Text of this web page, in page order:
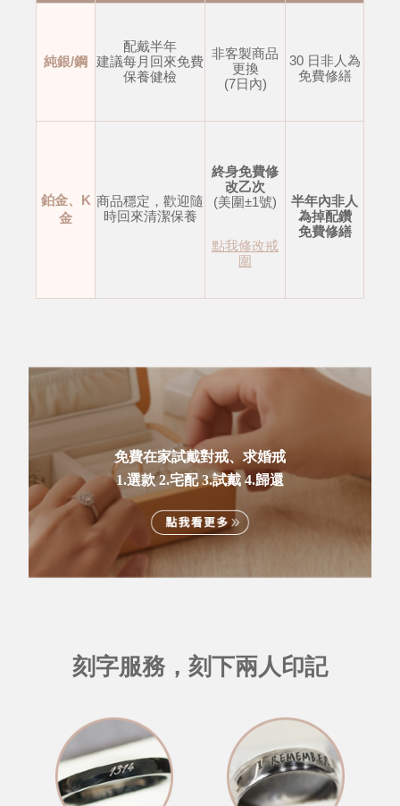
純銀/鋼
配戴半年
建議每月回來免費
保養健檢
非客製商品
更換
(7日內)
30 日非人為
免費修繕
鉑金、K
金
商品穩定，歡迎隨
時回來清潔保養
終身免費修
改乙次
(美圍±1號)
點我修改戒
圍
半年內非人
為掉配鑽
免費修繕
免費在家試戴對戒、求婚戒
1.選款 2.宅配 3.試戴 4.歸還
刻字服務，刻下兩人印記